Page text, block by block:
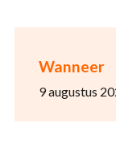
Wanneer
9 augustus